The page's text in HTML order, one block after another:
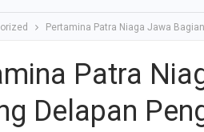
Pertamina Patra Niaga Jawa
Patra
Delapan